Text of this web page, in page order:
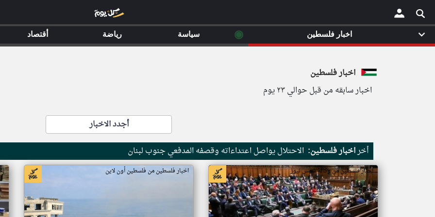
×
اخبار فلسطين
اخبار سابقه من قبل حوالي ٢٣ يوم
أجدد الاخبار
أخراخبار فلسطين: الاحتلال يواصل اعتداءاته وقصفه المدفعي جنوب لبنان
اخبار فلسطين من وكالة شمس نيوز اخبار فلسطين من فلسطين أون لاين
اخبار فلسطين ◉ سياسة رياضة أقتصاد